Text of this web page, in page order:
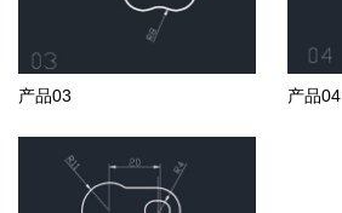
产品03 产品04